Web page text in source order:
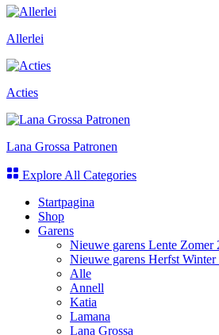
Allerlei
Acties
Lana Grossa Patronen
Explore All Categories
Startpagina
Shop
Garens
Nieuwe garens Lente Zomer
Nieuwe garens Herfst
Alle
Annell
Katia
Lamana
Lana Grossa